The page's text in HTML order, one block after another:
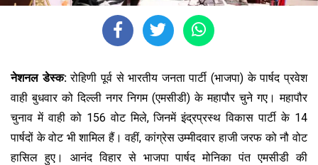
नेशनल डेस्क:रोहिणी पूर्व से भारतीय जनता पार्टी (भाजपा) के पार्षद प्रवेश
वाही बुधवार को दिल्ली नगर निगम (एमसीडी) के महापौर चुने गए। महापौर
चुनाव में वाही को 156 वोट मिले, जिनमें इंद्रप्रस्थ विकास पार्टी के 14
पार्षदों के वोट भी शामिल हैं। वहीं, कांग्रेस उम्मीदवार हाजी जरफ को नौ वोट
हासिल हुए। आनंद विहार से भाजपा पार्षद मोनिका पंत एमसीडी की